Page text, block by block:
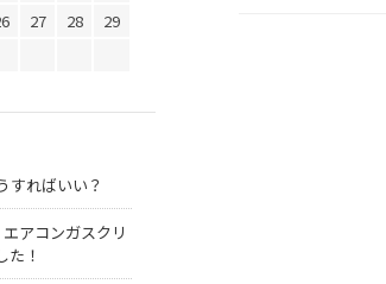
27 28
29
すればいい？
エアコンガスクリ
た！